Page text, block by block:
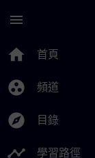
menu
home 首頁
group_work 頻道
explore 目錄
timeline 學習路徑